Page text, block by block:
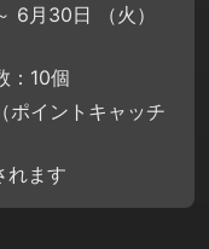
6月30日 （火）
：10個
ポイントキャッチ
れます